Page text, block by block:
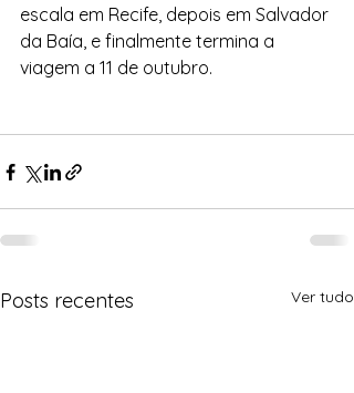
escala em Recife, depois em Salvador
da Baía, e finalmente termina a
viagem a 11 de outubro.
Posts recentes Ver tudo